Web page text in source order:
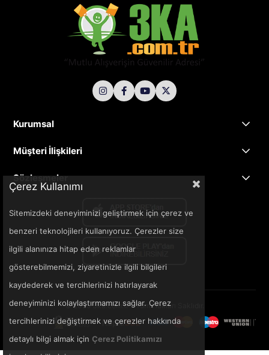
Kurumsal
Müşteri İlişkileri
Sözleşmeler
© 2025 3ka.com.tr - Tüm Hakları Saklıdır.
Çerez Kullanımı
Sitemizdeki deneyiminizi geliştirmek için çerez ve
benzeri teknolojileri kullanıyoruz. Çerezler size
ilgili alanınıza hitap eden reklamlar
gösterebilmemizi, ziyaretinizle ilgili bilgileri
kaydederek ve tercihlerinizi hatırlayarak
deneyiminizi kolaylaştırmamızı sağlar. Çerez
tercihlerinizi değiştirmek ve çerezler hakkında
detaylı bilgi almak için Çerez Politikamızı